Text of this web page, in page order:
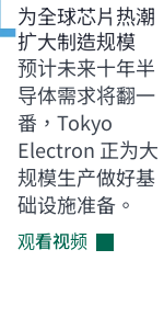
为全球芯片热潮
扩大制造规模
预计未来十年半
导体需求将翻一
番，Tokyo
Electron 正为大
规模生产做好基
础设施准备。
观看视频